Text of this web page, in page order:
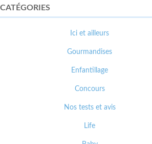
CATÉGORIES
Ici et ailleurs
Gourmandises
Enfantillage
Concours
Nos tests et avis
Life